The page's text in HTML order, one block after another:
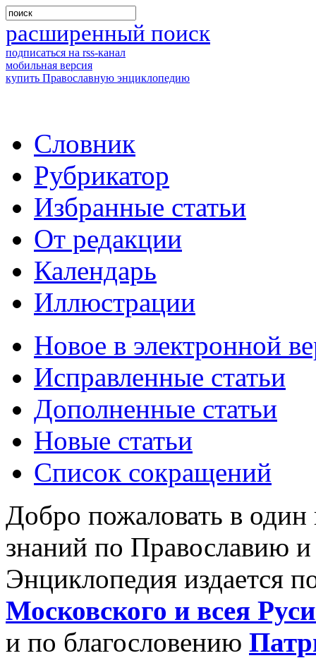
расширенный поиск
подписаться на rss-канал
мобильная версия
купить Православную энциклопедию
Словник
Рубрикатор
Избранные статьи
От редакции
Календарь
Иллюстрации
Новое в электронной
Исправленные статьи
Дополненные статьи
Новые статьи
Список сокращений
Добро пожаловать в
знаний по Православию
Энциклопедия издается
Московского и всея
и по благословению